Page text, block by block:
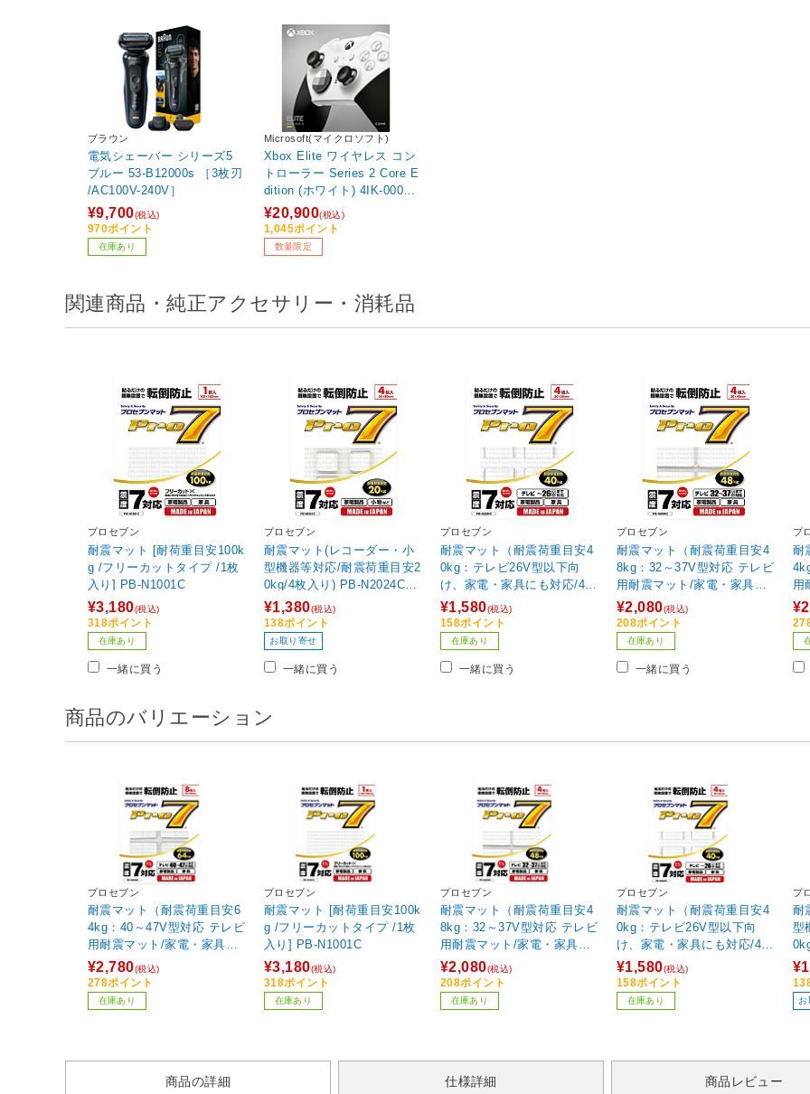
ブラウン
電気シェーバー シリーズ5
ブルー 53-B12000s ［3枚刃
/AC100V-240V］
¥9,700(税込)
970ポイント
在庫あり
Microsoft(マイクロソフト)
Xbox Elite ワイヤレス コン
トローラー Series 2 Core E
dition (ホワイト) 4IK-00003
【sof001】
¥20,900(税込)
1,045ポイント
数量限定
関連商品・純正アクセサリー・消耗品
プロセブン
耐震マット [耐荷重目安100k
g /フリーカットタイプ /1枚
入り] PB-N1001C
¥3,180(税込)
318ポイント
在庫あり
一緒に買う
プロセブン
耐震マット(レコーダー・小
型機器等対応/耐震荷重目安2
0kg/4枚入り) PB-N2024C
【ビックカメラグループオ
リジナル】
¥1,380(税込)
138ポイント
お取り寄せ
一緒に買う
プロセブン
耐震マット（耐震荷重目安4
0kg：テレビ26V型以下向
け、家電・家具にも対応/4枚
入り) PB-N3034C 【ビック
カメラグループオリジナ
ル】
¥1,580(税込)
158ポイント
在庫あり
一緒に買う
プロセブン
耐震マット（耐震荷重目安4
8kg：32～37V型対応 テレビ
用耐震マット/家電・家具対
応/4枚入り) PB-N3044C
【ビックカメラグループオ
リジナル】
¥2,080(税込)
208ポイント
在庫あり
一緒に買う
プ
耐
用
応/
【
リ
商品のバリエーション
プロセブン
耐震マット（耐震荷重目安6
4kg：40～47V型対応 テレビ
用耐震マット/家電・家具対
応/8枚入り) PB-N2048C
【ビックカメラグループオ
リジナル】
¥2,780(税込)
278ポイント
在庫あり
プロセブン
耐震マット [耐荷重目安100k
g /フリーカットタイプ /1枚
入り] PB-N1001C
¥3,180(税込)
318ポイント
在庫あり
プロセブン
耐震マット（耐震荷重目安4
8kg：32～37V型対応 テレビ
用耐震マット/家電・家具対
応/4枚入り) PB-N3044C
【ビックカメラグループオ
リジナル】
¥2,080(税込)
208ポイント
在庫あり
プロセブン
耐震マット（耐震荷重目安4
0kg：テレビ26V型以下向
け、家電・家具にも対応/4枚
入り) PB-N3034C 【ビック
カメラグループオリジナ
ル】
¥1,580(税込)
158ポイント
在庫あり
プ
耐
型
【
リ
お
商品の詳細 仕様詳細 商品レビュー